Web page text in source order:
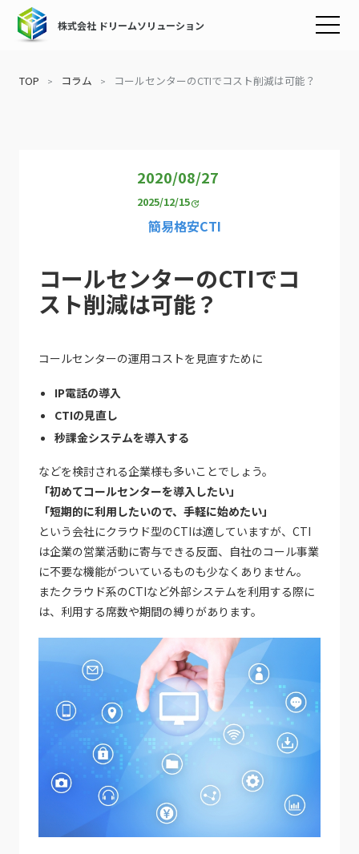
株式会社 ドリームソリューション
TOP コラム コールセンターのCTIでコスト削減は可能？
2020/08/27
2025/12/15update
簡易格安CTI
コールセンターのCTIでコ
スト削減は可能？
コールセンターの運用コストを見直すために
IP電話の導入
CTIの見直し
秒課金システムを導入する
などを検討される企業様も多いことでしょう。
「初めてコールセンターを導入したい」
「短期的に利用したいので、手軽に始めたい」
という会社にクラウド型のCTIは適していますが、CTI
は企業の営業活動に寄与できる反面、自社のコール事業
に不要な機能がついているものも少なくありません。
またクラウド系のCTIなど外部システムを利用する際に
は、利用する席数や期間の縛りがあります。